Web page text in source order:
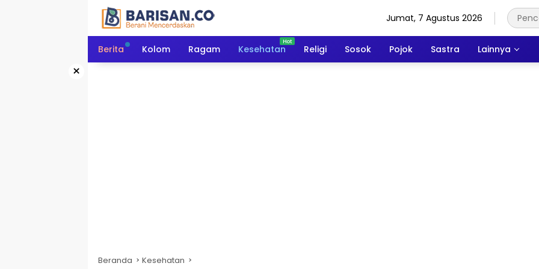
Jumat, 7 Agustus 2026
Berita Kolom Ragam Kesehatan Religi Sosok Pojok Sastra Lainnya
×
Beranda Kesehatan